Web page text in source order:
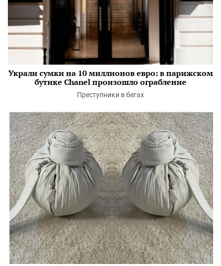
Украли сумки на 10 миллионов евро: в парижском
бутике Chanel произошло ограбление
Преступники в бегах